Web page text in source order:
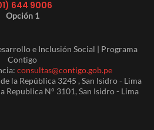
644 9006
Opción 1
e Inclusión Social | Programa
Contigo
consultas@contigo.gob.pe
la República 3245 , San Isidro - Lima
Republica N° 3101, San Isidro - Lima